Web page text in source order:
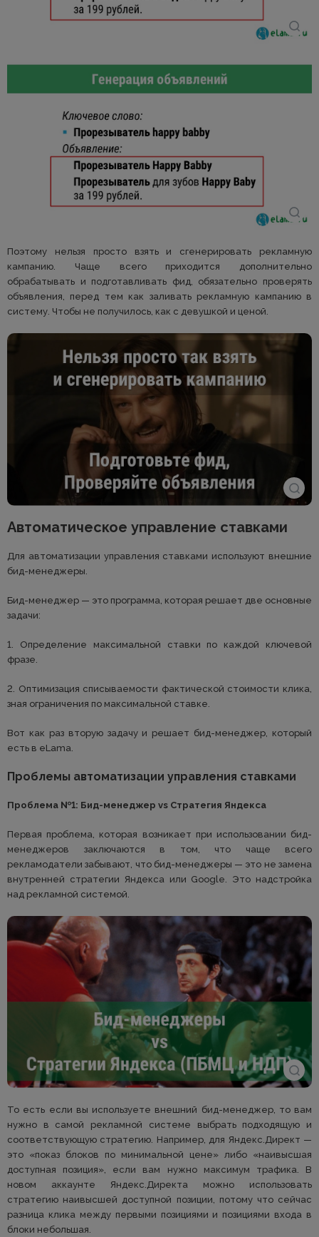
Поэтому нельзя просто взять и сгенерировать рекламную
кампанию. Чаще всего приходится дополнительно
обрабатывать и подготавливать фид, обязательно проверять
объявления, перед тем как заливать рекламную кампанию в
систему. Чтобы не получилось, как с девушкой и ценой.
Автоматическое управление ставками
Для автоматизации управления ставками используют внешние
бид-менеджеры.
Бид-менеджер — это программа, которая решает две основные
задачи:
1. Определение максимальной ставки по каждой ключевой
фразе.
2. Оптимизация списываемости фактической стоимости клика,
зная ограничения по максимальной ставке.
Вот как раз вторую задачу и решает бид-менеджер, который
есть в eLama.
Проблемы автоматизации управления ставками
Проблема №1: Бид-менеджер vs Стратегия Яндекса
Первая проблема, которая возникает при использовании бид-
менеджеров заключаются в том, что чаще всего
рекламодатели забывают, что бид-менеджеры — это не замена
внутренней стратегии Яндекса или Google. Это надстройка
над рекламной системой.
То есть если вы используете внешний бид-менеджер, то вам
нужно в самой рекламной системе выбрать подходящую и
соответствующую стратегию. Например, для Яндекс.Директ —
это «показ блоков по минимальной цене» либо «наивысшая
доступная позиция», если вам нужно максимум трафика. В
новом аккаунте Яндекс.Директа можно использовать
стратегию наивысшей доступной позиции, потому что сейчас
разница клика между первыми позициями и позициями входа в
блоки небольшая.